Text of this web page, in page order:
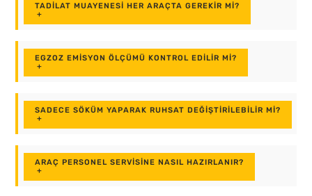
TADILAT MUAYENESI HER ARAÇTA GEREKIR MI?
+
EGZOZ EMISYON ÖLÇÜMÜ KONTROL EDILIR MI?
+
SADECE SÖKÜM YAPARAK RUHSAT DEĞIŞTIRILEBILIR MI?
+
ARAÇ PERSONEL SERVISINE NASIL HAZIRLANIR?
+